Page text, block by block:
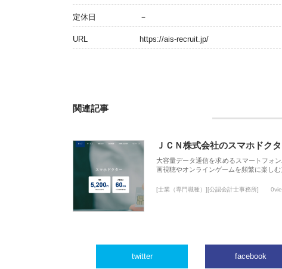
定休日 －
URL https://ais-recruit.jp/
関連記事
ＪＣＮ株式会社のスマホドク
大容量データ通信を求めるスマートフォ
画視聴やオンラインゲームを頻繁に楽し
[士業（専門職種）][公認会計士事務所]
twitter facebook